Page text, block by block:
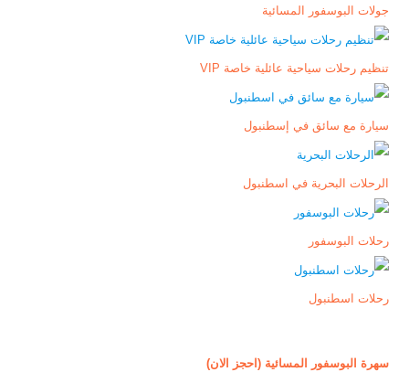
جولات البوسفور المسائية
تنظيم رحلات سياحية عائلية خاصة VIP
سيارة مع سائق في إسطنبول
الرحلات البحرية في اسطنبول
رحلات البوسفور
رحلات اسطنبول
سهرة البوسفور المسائية (احجز الان)